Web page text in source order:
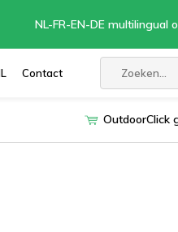
Contact
NL-FR-EN-DE multilingual
OutdoorClick